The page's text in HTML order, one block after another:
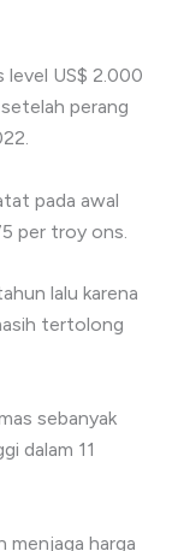
level US$ 2.000
perang
pada awal
per troy ons.
lalu karena
tertolong
sebanyak
dalam 11
menjaga harga